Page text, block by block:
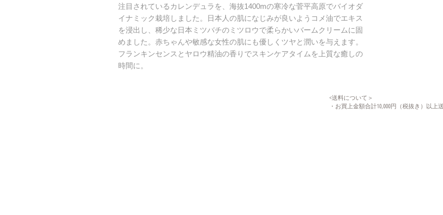
注目されているカレンデュラを、海抜1400mの寒冷な菅平高原でバイオダ
イナミック栽培しました。日本人の肌になじみが良いようコメ油でエキス
を浸出し、稀少な日本ミツバチのミツロウで柔らかいバームクリームに固
めました。赤ちゃんや敏感な女性の肌にも優しくツヤと潤いを与えます。
フランキンセンスとヤロウ精油の香りでスキンケアタイムを上質な癒しの
時間に。
<送料について＞
・お買上金額合計10,000円（税抜き）以上